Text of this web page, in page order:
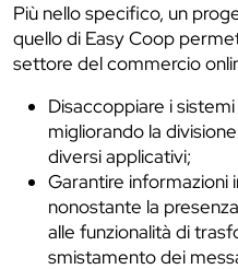
Più nello specifico, un
quello di Easy Coop
settore del commercio
Disaccoppiare i
migliorando la
diversi applicativi;
Garantire informazioni
nonostante la
alle funzionalità di
smistamento dei